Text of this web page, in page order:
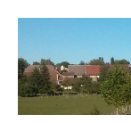
content